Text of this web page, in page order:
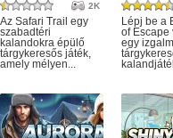
2K
Az Safari Trail egy
szabadtéri
kalandokra épülő
tárgykeresős játék,
amely mélyen...
Lépj be a
of Escape
egy